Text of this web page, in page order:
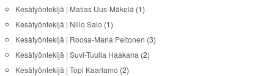
Kesätyöntekijä | Matias Uus-Mäkelä (1)
Kesätyöntekijä | Niilo Salo (1)
Kesätyöntekijä | Roosa-Maria Peltonen (3)
Kesätyöntekijä | Suvi-Tuulia Haakana (2)
Kesätyöntekijä | Topi Kaarlamo (2)